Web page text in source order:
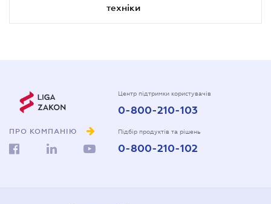
техніки
ПРО КОМПАНІЮ
Центр підтримки користувачів
0-800-210-103
Підбір продуктів та рішень
0-800-210-102